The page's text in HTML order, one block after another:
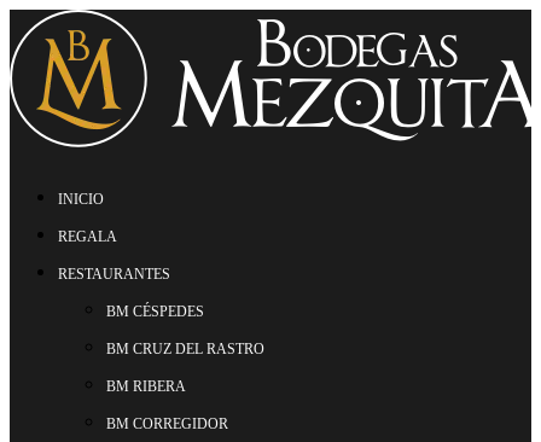
INICIO
REGALA
RESTAURANTES
BM CÉSPEDES
BM CRUZ DEL RASTRO
BM RIBERA
BM CORREGIDOR